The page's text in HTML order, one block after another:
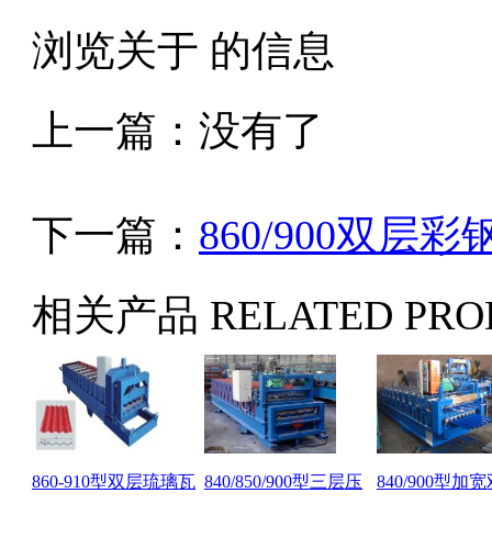
浏览关于 的信息
上一篇：没有了
下一篇： 860/900双层彩
相关产品 RELATED
860-910型双层琉璃瓦 840/850/900型三层压 840/900型加